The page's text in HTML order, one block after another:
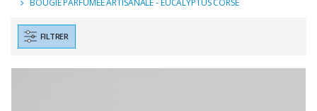
BOUGIE PARFUMÉE ARTISANALE - EUCALYPTUS CORSE
FILTRER